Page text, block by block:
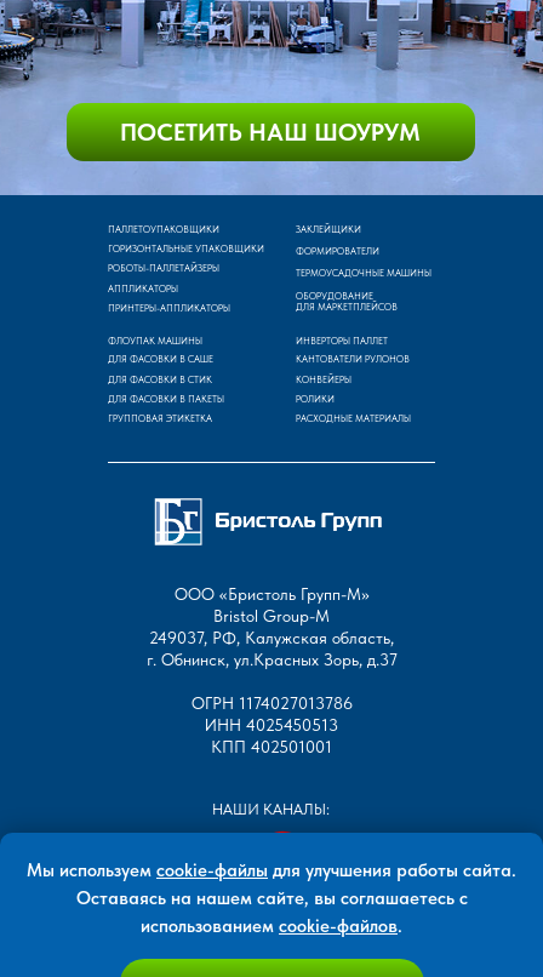
ПАЛЛЕТОУПАКОВЩИКИ
ГОРИЗОНТАЛЬНЫЕ УПАКОВЩИКИ
ЗАКЛЕЙЩИКИ
ФОРМИРОВАТЕЛИ
ТЕРМОУСАДОЧНЫЕ МАШИНЫ
АППЛИКАТОРЫ
ПРИНТЕРЫ-АППЛИКАТОРЫ
ФЛОУПАК МАШИНЫ
ДЛЯ ФАСОВКИ В СТИК
ДЛЯ ФАСОВКИ В САШЕ
ДЛЯ ФАСОВКИ В ПАКЕТЫ
ОБОРУДОВАНИЕ
ДЛЯ МАРКЕТПЛЕЙСОВ
ГРУППОВАЯ ЭТИКЕТКА
РОБОТЫ-ПАЛЛЕТАЙЗЕРЫ
ИНВЕРТОРЫ ПАЛЛЕТ
КАНТОВАТЕЛИ РУЛОНОВ
КОНВЕЙЕРЫ
РОЛИКИ
РАСХОДНЫЕ МАТЕРИАЛЫ
ООО «Бристоль Групп-М»
Bristol Group-М
249037, РФ, Калужская область,
г. Обнинск, ул.Красных Зорь, д.37
ОГРН 1174027013786
ИНН 4025450513
КПП 402501001
НАШИ КАНАЛЫ:
Мы используем cookie-файлы для улучшения работы сайта.
Оставаясь на нашем сайте, вы соглашаетесь с
использованием cookie-файлов.